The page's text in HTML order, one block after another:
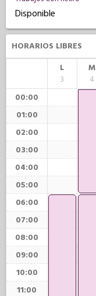
Disponible
HORARIOS LIBRES
L
3
M
4
00:00
01:00
02:00
03:00
04:00
05:00
06:00
07:00
08:00
09:00
10:00
11:00